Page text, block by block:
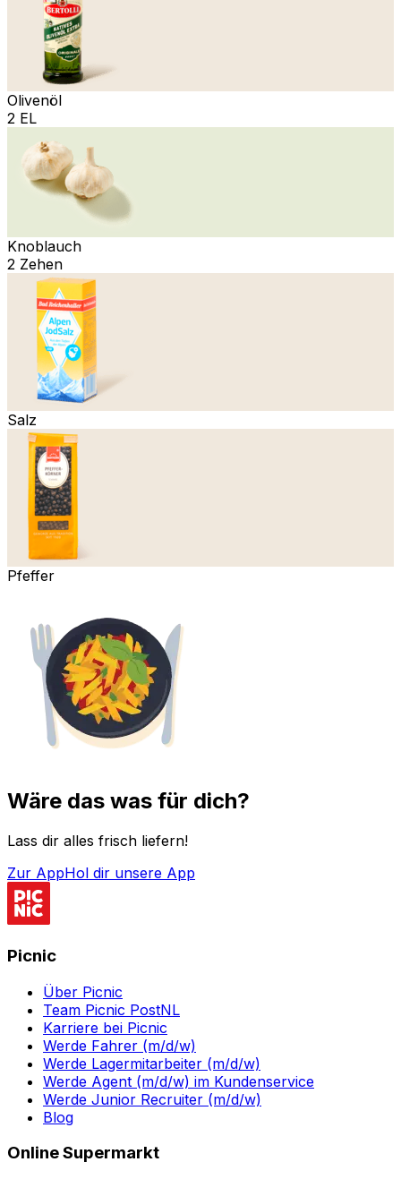
Olivenöl
2 EL
Knoblauch
2 Zehen
Salz
Pfeffer
Wäre das was für dich?
Lass dir alles frisch liefern!
Zur AppHol dir unsere App
Picnic
Über Picnic
Team Picnic PostNL
Karriere bei Picnic
Werde Fahrer (m/d/w)
Werde Lagermitarbeiter (m/d/w)
Werde Agent (m/d/w) im Kundenservice
Werde Junior Recruiter (m/d/w)
Blog
Online Supermarkt